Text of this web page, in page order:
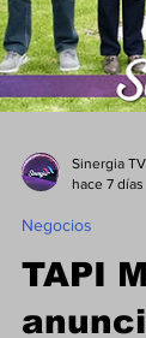
Sinergia TV
hace 7 días